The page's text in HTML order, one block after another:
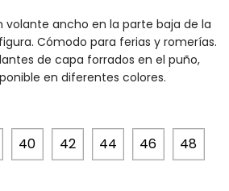
volante ancho en la parte baja de la
Cómodo para ferias y romerías.
de capa forrados en el puño,
en diferentes colores.
40 42 44 46
48